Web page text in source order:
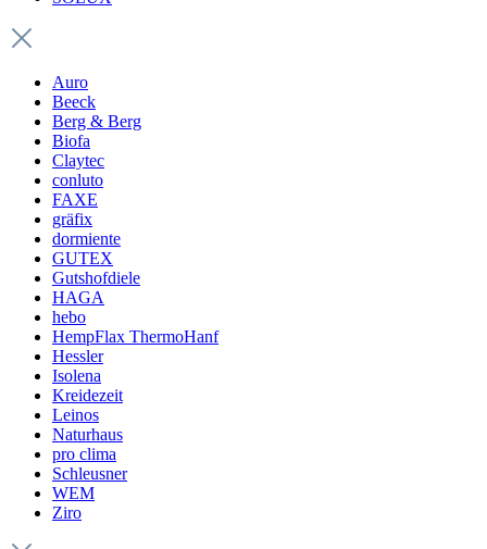
Auro
Beeck
Berg & Berg
Biofa
Claytec
conluto
FAXE
gräfix
dormiente
GUTEX
Gutshofdiele
HAGA
hebo
HempFlax ThermoHanf
Hessler
Isolena
Kreidezeit
Leinos
Naturhaus
pro clima
Schleusner
WEM
Ziro